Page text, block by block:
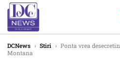
DCNews › Stiri › Ponta vrea
Montana